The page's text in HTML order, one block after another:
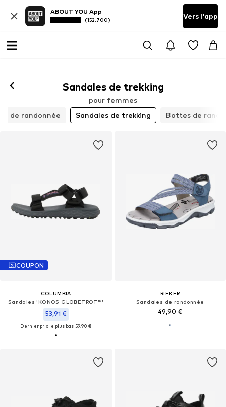
ABOUT YOU App
(152.700) Vers l'app
Sandales de trekking
pour femmes
de randonnée
Sandales de trekking Bottes de
COUPON
COLUMBIA
Sandales 'KONOS GLOBETROT™'
53,91 €
Dernier prix le plus bas :59,90 €
RIEKER
Sandales de randonnée
49,90 €